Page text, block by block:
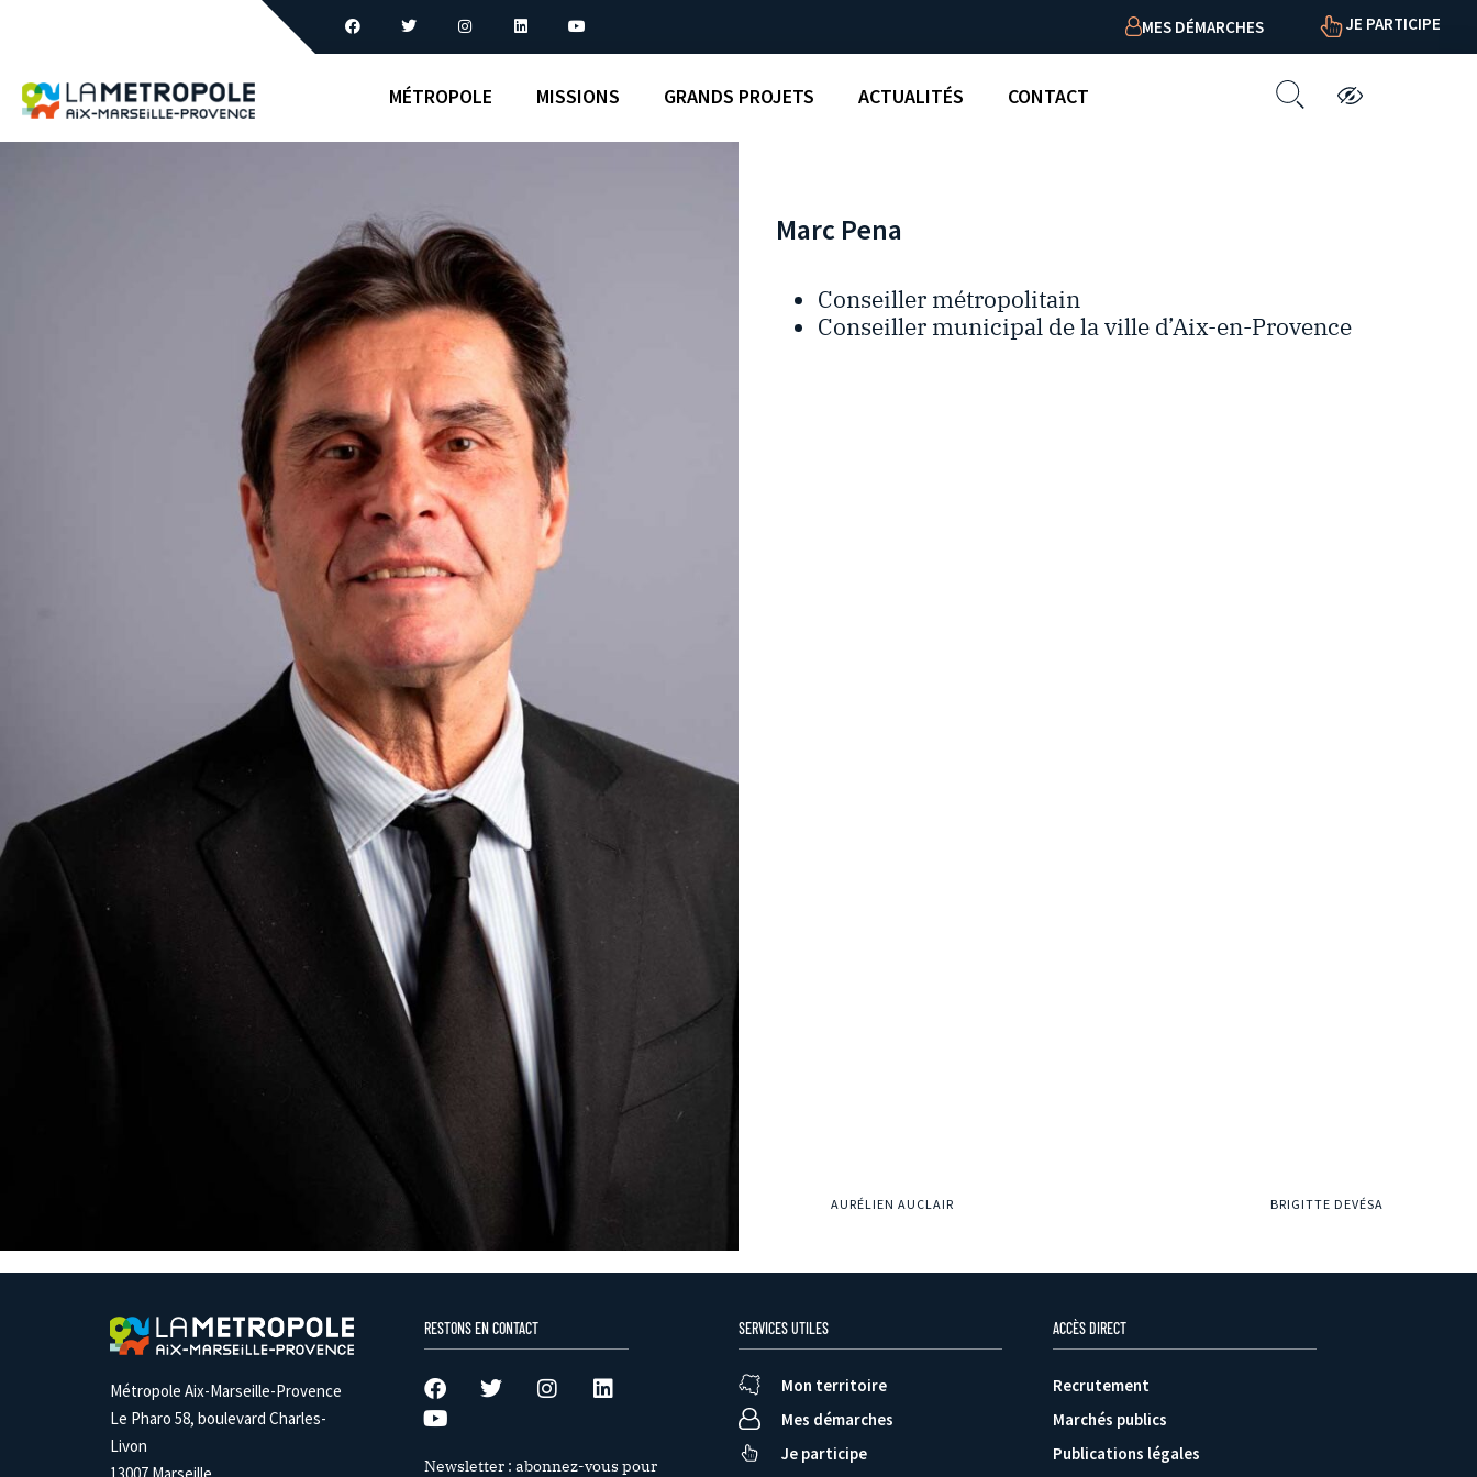
MES DÉMARCHES JE PARTICIPE
MÉTROPOLE MISSIONS GRANDS PROJETS ACTUALITÉS CONTACT
Marc Pena
Conseiller métropolitain
Conseiller municipal de la ville d’Aix-en-Provence
AURÉLIEN AUCLAIR BRIGITTE DEVÉSA
Métropole Aix-Marseille-Provence
Le Pharo 58, boulevard Charles-
Livon
RESTONS EN CONTACT
Newsletter : abonnez-vous pour
SERVICES UTILES
Mon territoire
Mes démarches
Je participe
ACCÈS DIRECT
Recrutement
Marchés publics
Publications légales